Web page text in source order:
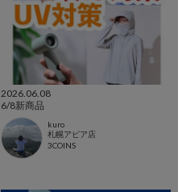
2026.06.08
6/8新商品
kuro
札幌アピア店
3COINS